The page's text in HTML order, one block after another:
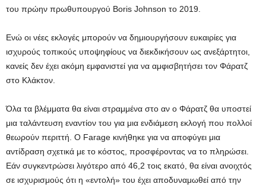
του πρώην πρωθυπουργού Boris Johnson το 2019.
Ενώ οι νέες εκλογές μπορούν να δημιουργήσουν ευκαιρίες για
ισχυρούς τοπικούς υποψηφίους να διεκδικήσουν ως ανεξάρτητοι,
κανείς δεν έχει ακόμη εμφανιστεί για να αμφισβητήσει τον Φάρατζ
στο Κλάκτον.
Όλα τα βλέμματα θα είναι στραμμένα στο αν ο Φάρατζ θα υποστεί
μια ταλάντευση εναντίον του για μια ενδιάμεση εκλογή που πολλοί
θεωρούν περιττή. Ο Farage κινήθηκε για να αποφύγει μια
αντίδραση σχετικά με το κόστος, προσφέροντας να το πληρώσει.
Εάν συγκεντρώσει λιγότερο από 46,2 τοις εκατό, θα είναι ανοιχτός
σε ισχυρισμούς ότι η «εντολή» του έχει αποδυναμωθεί από την